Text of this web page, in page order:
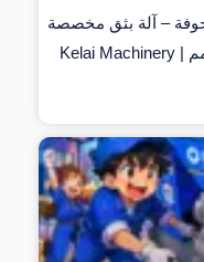
– آلة بثق مخصصة